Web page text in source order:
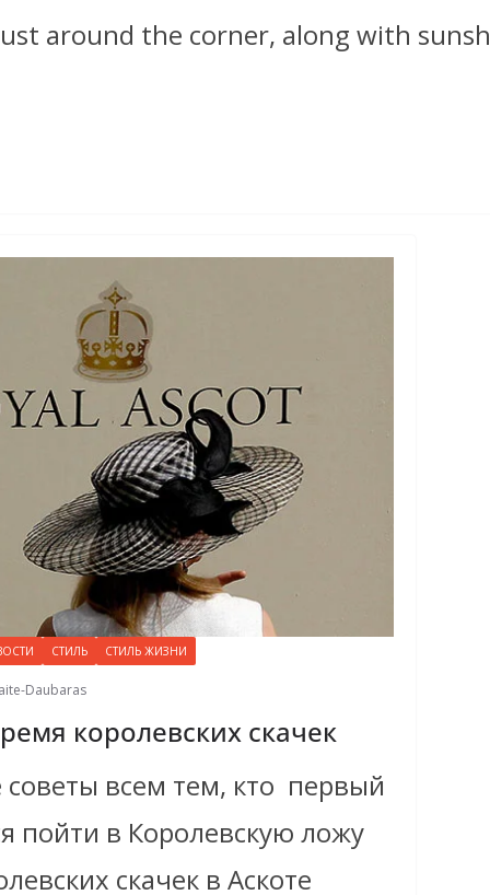
around the corner, along with
СТИЛЬ СТИЛЬ ЖИЗНИ
Daubaras
королевских скачек
советы всем тем, кто первый
пойти в Королевскую ложу
скачек в Аскоте